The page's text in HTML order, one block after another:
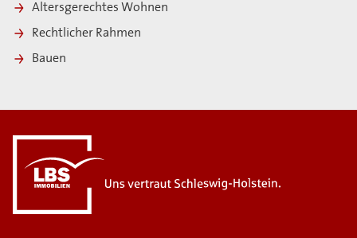
Altersgerechtes Wohnen
Rechtlicher Rahmen
Bauen